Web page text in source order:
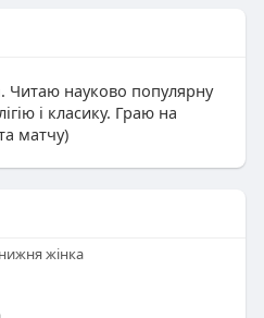
Читаю науково популярну
і класику. Граю на
матчу)
нижня жінка